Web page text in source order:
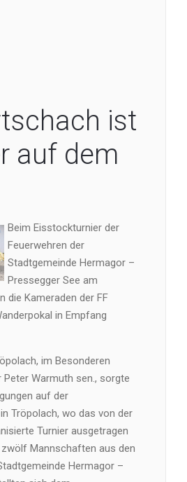
ist
auf dem
Beim Eisstockturnier der
Feuerwehren der
Stadtgemeinde Hermagor –
Pressegger See am
die Kameraden der FF
in Empfang
im Besonderen
Warmuth sen., sorgte
auf der
Tröpolach, wo das von der
Turnier ausgetragen
Mannschaften aus den
Hermagor –